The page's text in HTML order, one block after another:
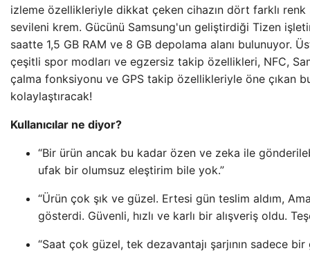
izleme özellikleriyle dikkat çeken cihazın dört farklı
sevileni krem. Gücünü Samsung'un geliştirdiği Tizen
saatte 1,5 GB RAM ve 8 GB depolama alanı bulunuyor.
çeşitli spor modları ve egzersiz takip özellikleri, NFC,
çalma fonksiyonu ve GPS takip özellikleriyle öne çıkan bu
kolaylaştıracak!
Kullanıcılar ne diyor?
“Bir ürün ancak bu kadar özen ve zeka ile
ufak bir olumsuz eleştirim bile yok.”
“Ürün çok şık ve güzel. Ertesi gün teslim aldım,
gösterdi. Güvenli, hızlı ve karlı bir alışveriş oldu.
“Saat çok güzel, tek dezavantajı şarjının sadece